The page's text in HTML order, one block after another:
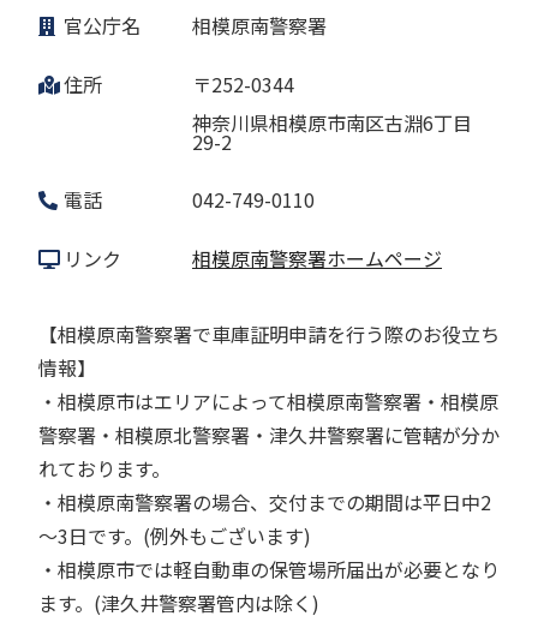
官公庁名 相模原南警察署
住所
〒252-0344
神奈川県相模原市南区古淵6丁目
29-2
電話
042-749-0110
リンク 相模原南警察署ホームページ
【相模原南警察署で車庫証明申請を行う際のお役立ち
情報】
・相模原市はエリアによって相模原南警察署・相模原
警察署・相模原北警察署・津久井警察署に管轄が分か
れております。
・相模原南警察署の場合、交付までの期間は平日中2
～3日です。(例外もございます)
・相模原市では軽自動車の保管場所届出が必要となり
ます。(津久井警察署管内は除く)